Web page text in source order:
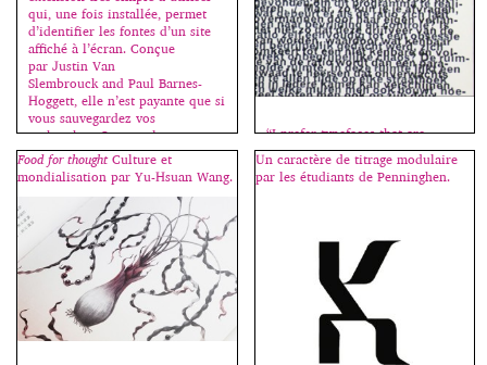
qui, une fois installée, permet
d’identifier les fontes d’un site
affiché à l’écran. Conçue
par Justin Van
Slembrouck and Paul Barnes-
Hoggett, elle n’est payante que si
vous sauvegardez vos
recherches. On peut la
télécharger ici
: www.typesample.com.
[…]
“I prefer typefaces that are
uneasy… imper­fect… like jazz.
It’s more believ­able.”
Food for thoughtCulture et
mondialisation par Yu-Hsuan Wang.
Un caractère de titrage modulaire
par les étudiants de Penninghen.